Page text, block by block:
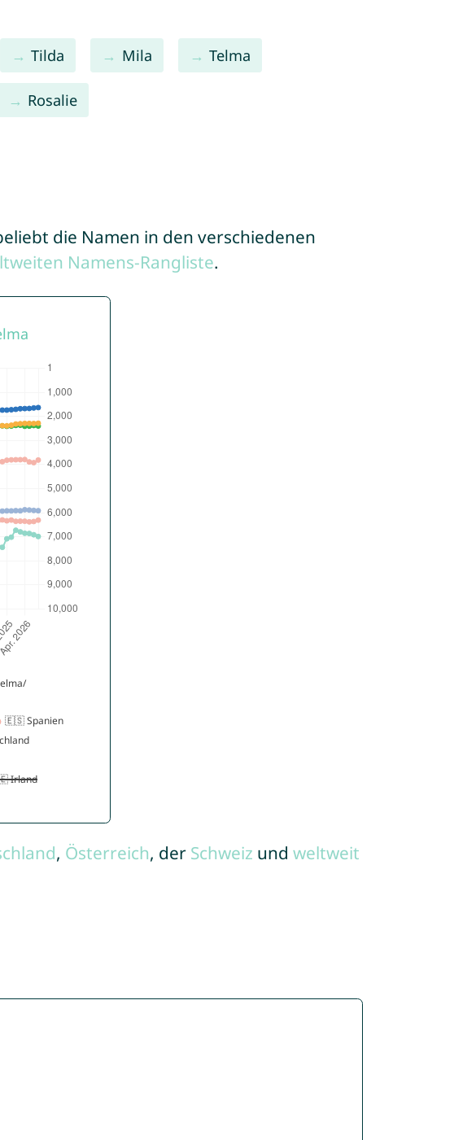
Tilda Mila Telma
Rosalie
die Namen in den verschiedenen
Namens-Rangliste.
, Österreich, der Schweiz und weltweit